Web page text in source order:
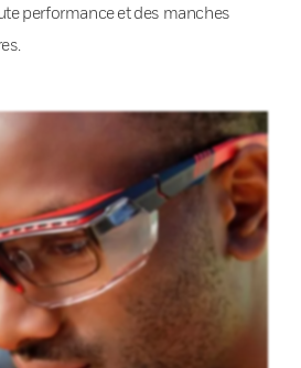
performance et des manches